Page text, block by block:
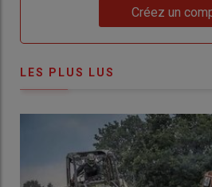
Créez un
LES PLUS LUS